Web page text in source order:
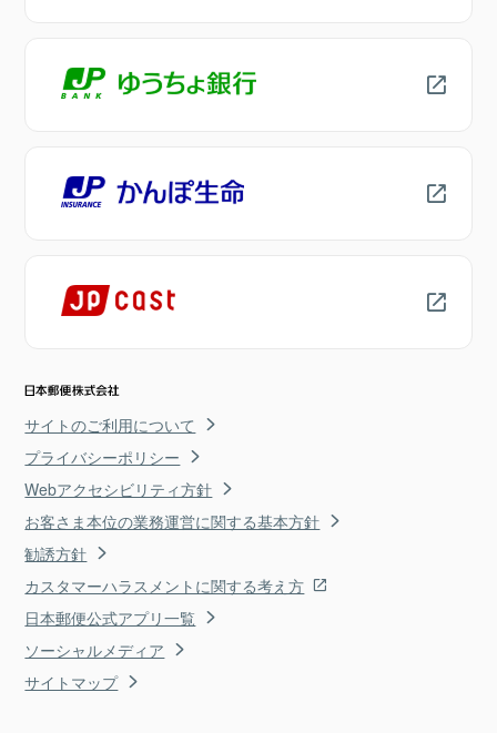
サイトのご利用について
プライバシーポリシー
Webアクセシビリティ方針
お客さま本位の業務運営に関する基本方針
勧誘方針
カスタマーハラスメントに関する考え方
日本郵便公式アプリ一覧
ソーシャルメディア
サイトマップ